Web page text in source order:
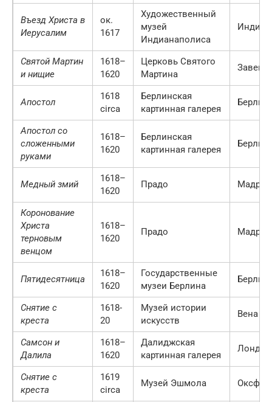
Въезд Христа в
Иерусалим
ок.
1617
Художественный
музей
Индианаполиса
Святой Мартин
и нищие
1618–
1620
Церковь Святого
Мартина
Апостол
1618
circa
Берлинская
картинная галерея
Берлин
Апостол со
сложенными
руками
1618–
1620
Берлинская
картинная галерея
Берлин
Медный змий
1618–
1620
Прадо Мадрид
Коронование
Христа
терновым
венцом
1618–
1620
Прадо Мадрид
Пятидесятница
1618–
1620
Государственные
музеи Берлина
Берлин
Снятие с
креста
1618-
20
Музей истории
искусств
Вена
Самсон и
Далила
1618–
1620
Далиджская
картинная галерея
Лондон
Снятие с
креста
1619
circa
Музей Эшмола